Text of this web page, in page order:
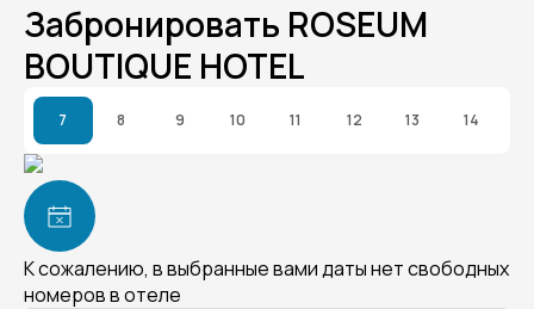
Забронировать ROSEUM
BOUTIQUE HOTEL
7 8 9 10 11 12 13 14
К сожалению, в выбранные вами даты нет свободных
номеров в отеле